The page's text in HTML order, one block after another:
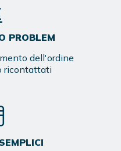
PROBLEM
dell'ordine
ricontattati